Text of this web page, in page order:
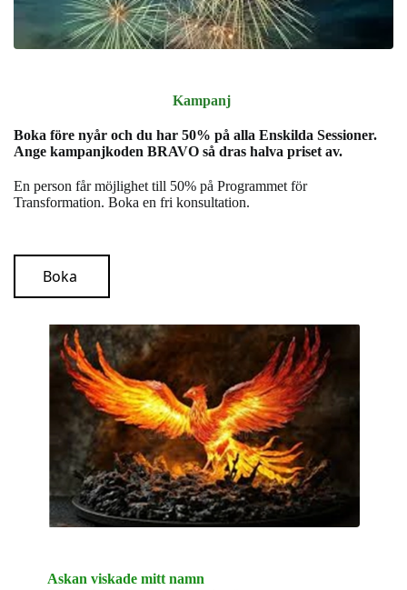
Kampanj
Boka före nyår och du har 50% på alla Enskilda Sessioner.
Ange kampanjkoden BRAVO så dras halva priset av.
En person får möjlighet till 50% på Programmet för
Transformation. Boka en fri konsultation.
Boka
Askan viskade mitt namn